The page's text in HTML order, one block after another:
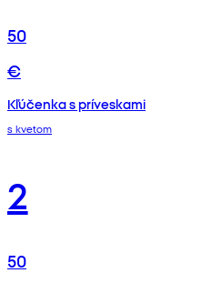
50
€
Kľúčenka s príveskami
s kvetom
2
50